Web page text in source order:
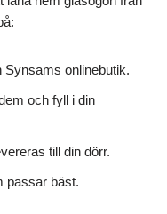
Synsams onlinebutik.
och fyll i din
till din dörr.
passar bäst.